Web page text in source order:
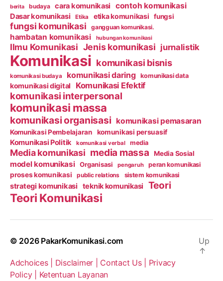
berita budaya cara komunikasi contoh komunikasi
Dasar komunikasi Etika etika komunikasi fungsi
fungsi komunikasi gangguan komunikasi.
hambatan komunikasi hubungan komunikasi
Ilmu Komunikasi Jenis komunikasi jurnalistik
Komunikasi komunikasi bisnis
komunikasi budaya komunikasi daring komunikasi data
komunikasi digital Komunikasi Efektif
komunikasi interpersonal
komunikasi massa
komunikasi organisasi komunikasi pemasaran
Komunikasi Pembelajaran komunikasi persuasif
Komunikasi Politik komunikasi verbal media
Media komunikasi media massa Media Sosial
model komunikasi Organisasi pengaruh peran komunikasi
proses komunikasi public relations sistem komunikasi
strategi komunikasi teknik komunikasi Teori
Teori Komunikasi
© 2026 PakarKomunikasi.com
Adchoices | Disclaimer | Contact Us | Privacy
Policy | Ketentuan Layanan
Up
↑